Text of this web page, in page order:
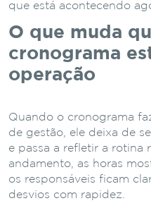
que está acontecendo
O que muda
cronograma
operação
Quando o cronograma
de gestão, ele deixa de
e passa a refletir a rotina
andamento, as horas
os responsáveis ficam
desvios com rapidez.